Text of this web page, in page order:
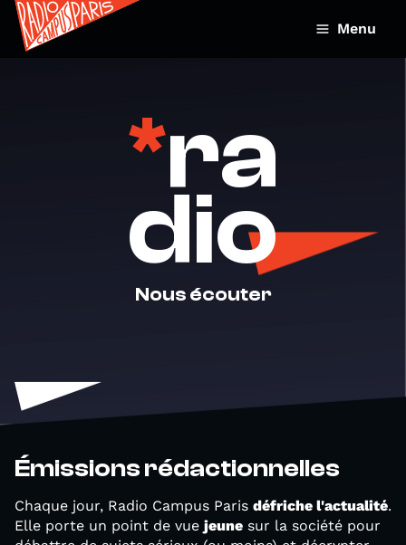
Menu
*ra
dio
Nous écouter
Émissions rédactionnelles
Chaque jour, Radio Campus Paris défriche l'actualité.
Elle porte un point de vue jeune sur la société pour